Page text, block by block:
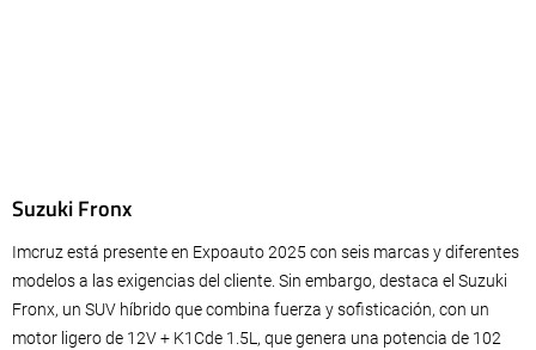
Suzuki Fronx
Imcruz está presente en Expoauto 2025 con seis marcas y diferentes
modelos a las exigencias del cliente. Sin embargo, destaca el Suzuki
Fronx, un SUV híbrido que combina fuerza y sofisticación, con un
motor ligero de 12V + K1Cde 1.5L, que genera una potencia de 102